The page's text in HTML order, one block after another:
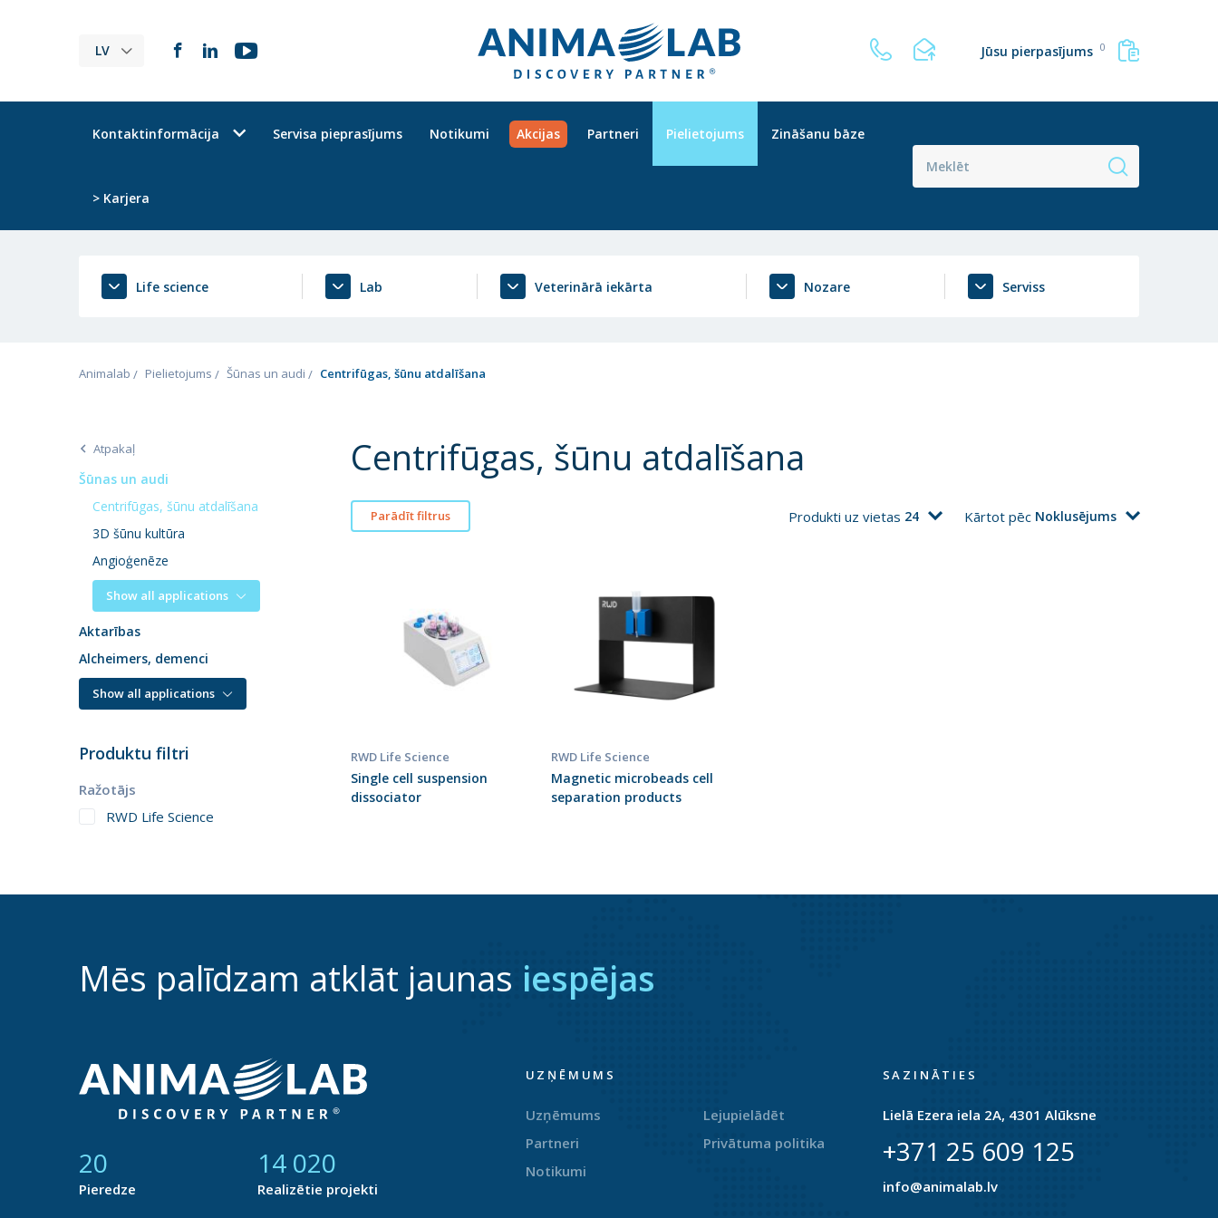
LV Jūsu pierpasījums 0
Kontaktinformācija Servisa pieprasījums Notikumi Akcijas Partneri Pielietojums Zināšanu bāze
> Karjera
Life science Lab Veterinārā iekārta Nozare Serviss
Animalab Pielietojums Šūnas un audi Centrifūgas, šūnu atdalīšana
Atpakaļ
Šūnas un audi
Centrifūgas, šūnu atdalīšana
3D šūnu kultūra
Angioģenēze
Show all applications
Aktarības
Alcheimers, demenci
Show all applications
Produktu filtri
Ražotājs
RWD Life Science
Centrifūgas, šūnu atdalīšana
Parādīt filtrus Produkti uz vietas 24 Kārtot pēc Noklusējums
RWD Life Science
Single cell suspension
dissociator
RWD Life Science
Magnetic microbeads cell
separation products
Mēs palīdzam atklāt jaunas iespējas
21
Pieredze
14 790
Realizētie projekti
UZŅĒMUMS
Uzņēmums
Partneri
Notikumi
Lejupielādēt
Privātuma politika
SAZINĀTIES
Lielā Ezera iela 2A, 4301 Alūksne
+371 25 609 125
info@animalab.lv